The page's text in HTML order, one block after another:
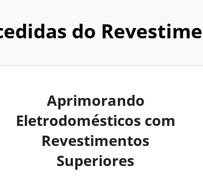
do
Aprimorando
Eletrodomésticos com
Revestimentos
Superiores